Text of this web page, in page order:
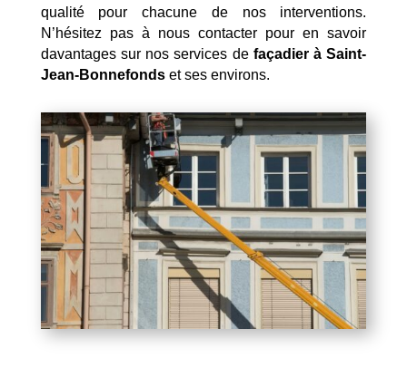
qualité pour chacune de nos interventions.
N’hésitez pas à nous contacter pour en savoir
davantages sur nos services de façadier à Saint-
Jean-Bonnefondset ses environs.